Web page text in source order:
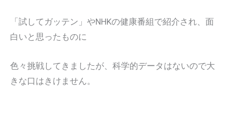
「試してガッテン」やNHKの健康番組で紹介され、面
白いと思ったものに
色々挑戦してきましたが、科学的データはないので大
きな口はきけません。